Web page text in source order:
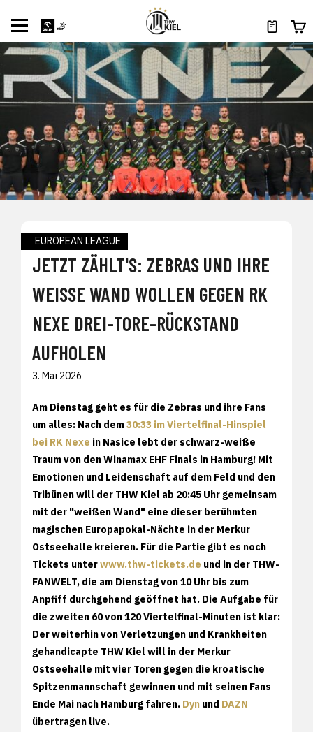
EUROPEAN LEAGUE
JETZT ZÄHLT'S: ZEBRAS UND IHRE
WEISSE WAND WOLLEN GEGEN RK N
EXE DREI-TORE-RÜCKSTAND A
UFHOLEN
3. Mai 2026
Am Dienstag geht es für die Zebras und ihre Fans
um alles: Nach dem30:33 im Viertelfinal-Hinspiel
bei RK Nexe in Nasice lebt der schwarz-weiße
Traum von den Winamax EHF Finals in Hamburg! Mit
Emotionen und Leidenschaft auf dem Feld und den
Tribünen will der THW Kiel ab 20:45 Uhr gemeinsam
mit der "weißen Wand" eine dieser berühmten
magischen Europapokal-Nächte in der Merkur
Ostseehalle kreieren. Für die Partie gibt es noch
Tickets unterwww.thw-tickets.de und in der THW-
FANWELT, die am Dienstag von 10 Uhr bis zum
Anpfiff durchgehend geöffnet hat. Die Aufgabe für
die zweiten 60 von 120 Viertelfinal-Minuten ist klar:
Der weiterhin von Verletzungen und Krankheiten
gehandicapte THW Kiel will in der Merkur
Ostseehalle mit vier Toren gegen die kroatische
Spitzenmannschaft gewinnen und mit seinen Fans
Ende Mai nach Hamburg fahren. Dyn und DAZN
übertragen live.